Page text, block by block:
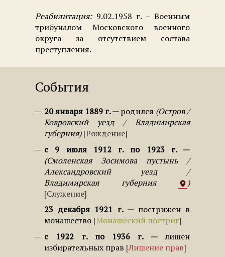
Реабилитация:9.02.1958 г. – Военным
трибуналом Московского военного
округа за отсутствием состава
преступления.
События
20 января 1889 г. родился Остров /
Ковровский уезд / Владимирская
губерния
Рождение
с 9 июля 1912 г. по 1923 г.
Смоленская Зосимова пустынь /
Александровский уезд /
Владимирская губерния
Служение
23 декабря 1921 г.
пострижен в
монашество Монашеский постриг
с 1922 г. по 1936 г.
лишен
избирательных прав Лишение прав